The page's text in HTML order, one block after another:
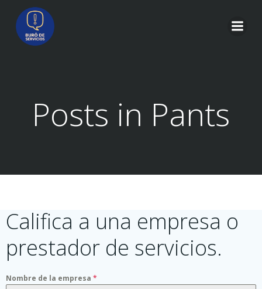
Posts in Pants
Califica a una empresa o
prestador de servicios.
Nombre de la empresa *